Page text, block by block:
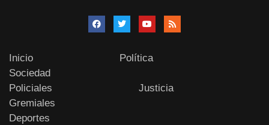
Inicio
Política
Sociedad
Policiales
Justicia
Gremiales
Deportes